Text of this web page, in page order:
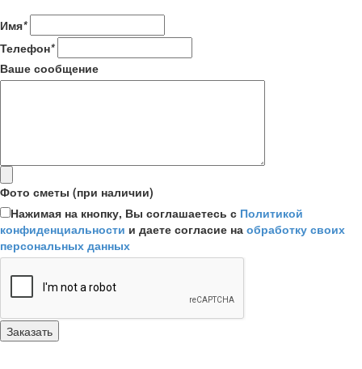
Имя*
Телефон*
Ваше сообщение
Фото сметы (при наличии)
Нажимая на кнопку, Вы соглашаетесь с Политикой
конфиденциальности и даете согласие на обработку своих
персональных данных